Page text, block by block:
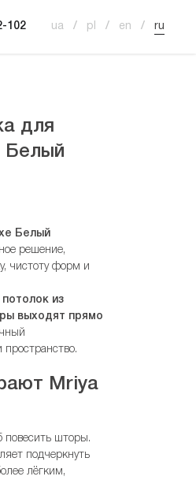
102 ua pl en ru
для
Белый
Белый
решение,
чистоту форм и
из
выходят прямо
Mriya
повесить шторы.
подчеркнуть
лёгким,